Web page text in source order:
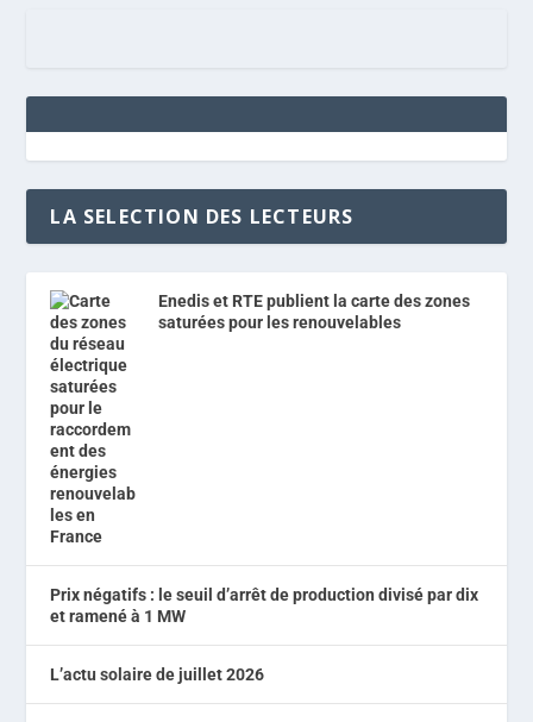
LA SELECTION DES LECTEURS
Enedis et RTE publient la carte des zones
saturées pour les renouvelables
Prix négatifs : le seuil d’arrêt de production divisé par dix
et ramené à 1 MW
L’actu solaire de juillet 2026